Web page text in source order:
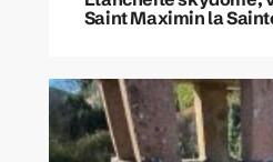
Saint Maximin la